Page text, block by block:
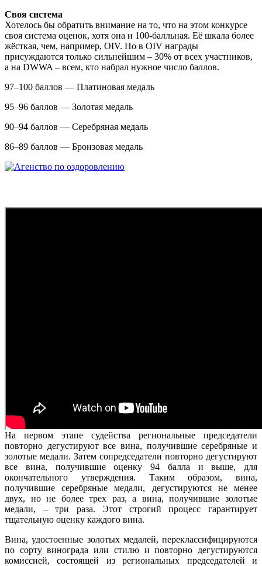
Своя система
Хотелось бы обратить внимание на то, что на этом конкурсе
своя система оценок, хотя она и 100-балльная. Её шкала более
жёсткая, чем, например, OIV. Но в OIV награды
присуждаются только сильнейшим – 30% от всех участников,
а на DWWA – всем, кто набрал нужное число баллов.
97–100 баллов — Платиновая медаль
95–96 баллов — Золотая медаль
90–94 баллов — Серебряная медаль
86–89 баллов — Бронзовая медаль
На первом этапе судейства региональные председатели
повторно дегустируют все вина, получившие серебряные и
золотые медали. Затем сопредседатели повторно дегустируют
все вина, получившие оценку 94 балла и выше, для
окончательного утверждения. Таким образом, вина,
получившие серебряные медали, дегустируются не менее
двух, но не более трех раз, а вина, получившие золотые
медали, – три раза. Этот строгий процесс гарантирует
тщательную оценку каждого вина.
Вина, удостоенные золотых медалей, переклассифицируются
по сорту винограда или стилю и повторно дегустируются
комиссией, состоящей из региональных председателей и